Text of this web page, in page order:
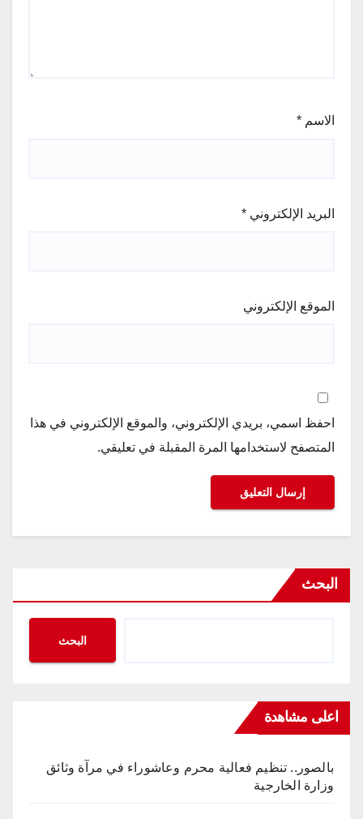
الاسم *
البريد الإلكتروني *
الموقع الإلكتروني
احفظ اسمي، بريدي الإلكتروني، والموقع الإلكتروني في هذا
المتصفح لاستخدامها المرة المقبلة في تعليقي.
البحث
البحث
اعلى مشاهدة
بالصور.. تنظيم فعالية محرم وعاشوراء في مرآة وثائق
وزارة الخارجية